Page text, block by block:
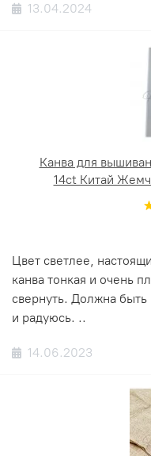
13.04.2024
Канва для
14ct Китай
Цвет светлее,
канва тонкая и очень
свернуть. Должна быть
и радуюсь. ..
14.06.2023